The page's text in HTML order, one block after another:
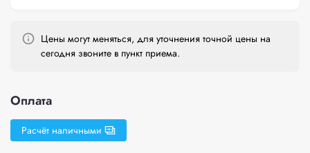
Цены могут меняться, для уточнения точной цены на
сегодня звоните в пункт приема.
Оплата
Расчёт наличными